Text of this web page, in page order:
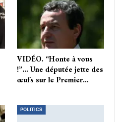
VIDÉO. “Honte à vous
!”… Une députée jette des
œufs sur le Premier…
POLITICS